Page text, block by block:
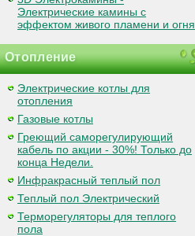
Электрические камины с
эффектом живого пламени и огня
Отопление
Электрические котлы для
отопления
Газовые котлы
Греющий саморегулирующий
кабель по акции - 30%! Только до
конца Недели.
Инфракрасный теплый пол
Теплый пол Электрический
Терморегуляторы для теплого
пола